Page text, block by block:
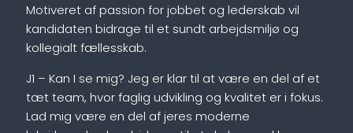
Motiveret af passion for jobbet og lederskab vil
kandidaten bidrage til et sundt arbejdsmiljø og
kollegialt fællesskab.
J1 – Kan I se mig? Jeg er klar til at være en del af et
tæt team, hvor faglig udvikling og kvalitet er i fokus.
Lad mig være en del af jeres moderne